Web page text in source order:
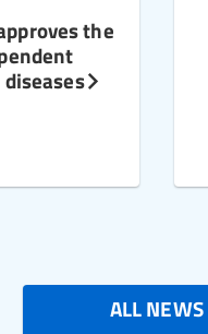
the
ALL NEWS